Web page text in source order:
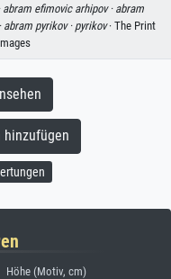
abram efimovic arhipov · abram
abram pyrikov · pyrikov· The Print
Höhe (Motiv, cm)